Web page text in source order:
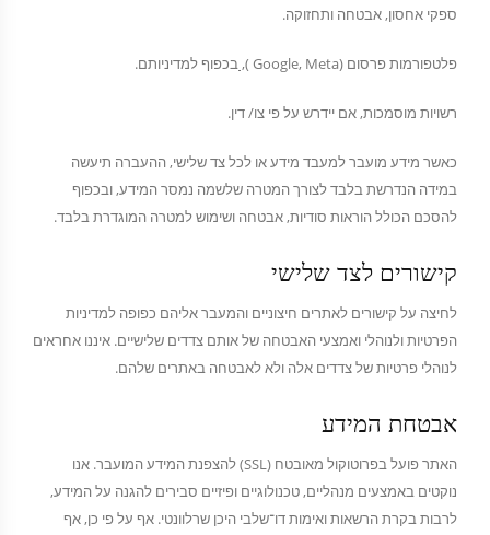
ספקי אחסון, אבטחה ותחזוקה.
פלטפורמות פרסום (Google, Meta ),בכפוף למדיניותם.
רשויות מוסמכות, אם יידרש על פי צו/ דין.
כאשר מידע מועבר למעבד מידע או לכל צד שלישי, ההעברה תיעשה
במידה הנדרשת בלבד לצורך המטרה שלשמה נמסר המידע, ובכפוף
להסכם הכולל הוראות סודיות, אבטחה ושימוש למטרה המוגדרת בלבד.
קישורים לצד שלישי
לחיצה על קישורים לאתרים חיצוניים והמעבר אליהם כפופה למדיניות
הפרטיות ולנוהלי ואמצעי האבטחה של אותם צדדים שלישיים. איננו אחראים
לנוהלי פרטיות של צדדים אלה ולא לאבטחה באתרים שלהם.
אבטחת המידע
האתר פועל בפרוטוקול מאובטח (SSL) להצפנת המידע המועבר. אנו
נוקטים באמצעים מנהליים, טכנולוגיים ופיזיים סבירים להגנה על המידע,
לרבות בקרת הרשאות ואימות דו־שלבי היכן שרלוונטי. אף על פי כן, אף